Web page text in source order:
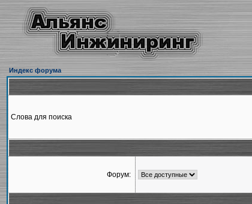
Индекс форума
Слова для поиска
Форум: